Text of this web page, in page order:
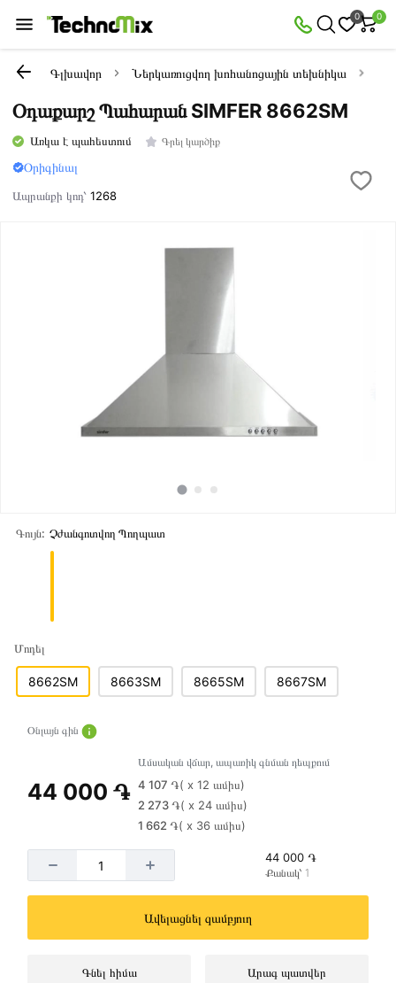
0 0
Գլխավոր Ներկառուցվող խոհանոցային տեխնիկա
Օդաքարշ Պահարան SIMFER 8662SM
Առկա է պահեստում Գրել կարծիք
Օրիգինալ
Ապրանքի կոդ՝1268
Գույն: Չժանգոտվող Պողպատ
Մոդել
8662SM 8663SM 8665SM 8667SM
Օնլայն գին
44 000 ֏
Ամսական վճար, ապառիկ գնման դեպքում
4 107 ֏( x 12 ամիս)
2 273 ֏( x 24 ամիս)
1 662 ֏( x 36 ամիս)
44 000 ֏
Քանակ՝ 1
Ավելացնել զամբյուղ
Գնել հիմա Արագ պատվեր